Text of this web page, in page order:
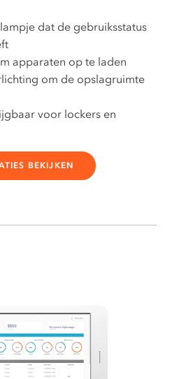
dat de gebruiksstatus
apparaten op te laden
om de opslagruimte
voor lockers en
BEKIJKEN